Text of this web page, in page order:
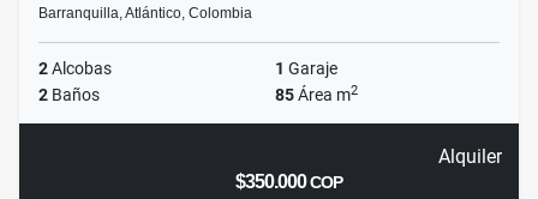
Barranquilla, Atlántico, Colombia
2Alcobas 1 Garaje
2 Baños 85Área m2
Alquiler
$350.000COP